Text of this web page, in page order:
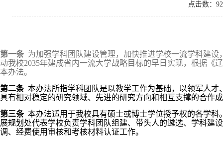
点击数：
第一条 为加强学科团队建设管理，加快推进学校一流学科建
动我校2035年建成省内一流大学战略目标的早日实现，根据《
本办法。
第二条 本办法所指学科团队是以教学工作为基础，以领军人
具有相对稳定的研究领域、先进的研究方向和相互支撑的合作
第三条 本办法适用于我校具有硕士或博士学位授予权的各学
展规划处代表学校负责学科团队组建、带头人的遴选、学科建
调、经费使用审核和考核材料认证工作。